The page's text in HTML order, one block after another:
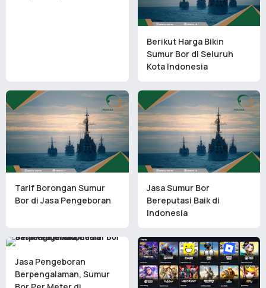
Berikut Harga Bikin
Sumur Bor di Seluruh
Kota Indonesia
Tarif Borongan Sumur
Bor di Jasa Pengeboran
Jasa Sumur Bor
Bereputasi Baik di
Indonesia
Jasa Pengeboran
Berpengalaman, Sumur